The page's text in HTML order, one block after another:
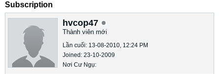
Subscription
hvcop47
Thành viên mới
Lần cuối: 13-08-2010, 12:24 PM
Joined: 23-10-2009
Nơi Cư Ngụ: